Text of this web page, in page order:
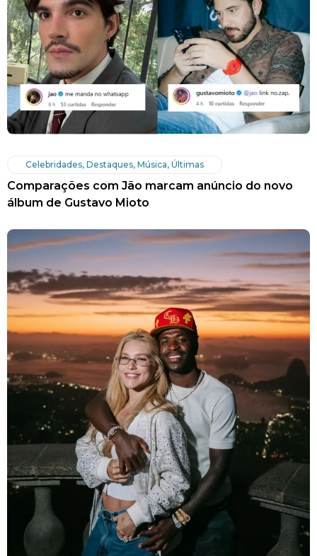
Celebridades, Destaques, Música, Últimas
Comparações com Jão marcam anúncio do novo
álbum de Gustavo Mioto